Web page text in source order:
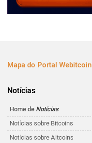
Mapa do Portal Webitcoin
Notícias
Home de Notícias
Notícias sobre Bitcoins
Notícias sobre Altcoins